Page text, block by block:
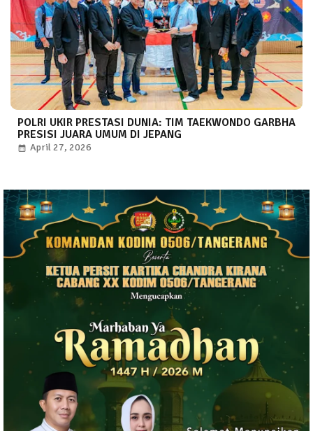
POLRI UKIR PRESTASI DUNIA: TIM TAEKWONDO GARBHA
PRESISI JUARA UMUM DI JEPANG
April 27, 2026